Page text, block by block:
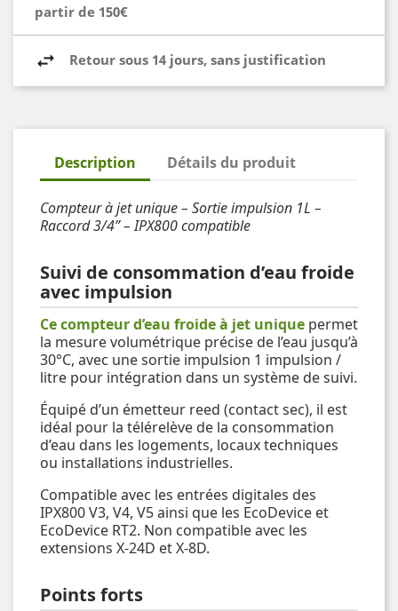
partir de 150€
Retour sous 14 jours, sans justification
Description Détails du produit
Compteur à jet unique – Sortie impulsion 1L –
Raccord 3/4” – IPX800 compatible
Suivi de consommation d’eau froide
avec impulsion
Ce compteur d’eau froide à jet unique permet
la mesure volumétrique précise de l’eau jusqu’à
30°C, avec une sortie impulsion 1 impulsion /
litre pour intégration dans un système de suivi.
Équipé d’un émetteur reed (contact sec), il est
idéal pour la télérelève de la consommation
d’eau dans les logements, locaux techniques
ou installations industrielles.
Compatible avec les entrées digitales des
IPX800 V3, V4, V5 ainsi que les EcoDevice et
EcoDevice RT2. Non compatible avec les
extensions X-24D et X-8D.
Points forts